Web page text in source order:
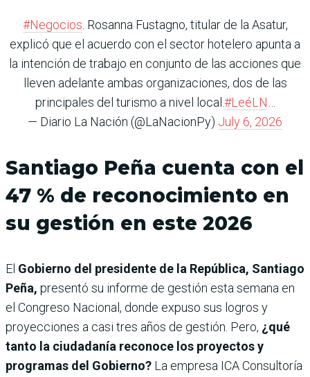
#Negocios. Rosanna Fustagno, titular de la Asatur,
explicó que el acuerdo con el sector hotelero apunta a
la intención de trabajo en conjunto de las acciones que
lleven adelante ambas organizaciones, dos de las
principales del turismo a nivel local.#LeéLN…
— Diario La Nación (@LaNacionPy) July 6, 2026
Santiago Peña cuenta con el
47 % de reconocimiento en
su gestión en este 2026
El Gobierno del presidente de la República, Santiago
Peña, presentó su informe de gestión esta semana en
el Congreso Nacional, donde expuso sus logros y
proyecciones a casi tres años de gestión. Pero, ¿qué
tanto la ciudadanía reconoce los proyectos y
programas del Gobierno? La empresa ICA Consultoría